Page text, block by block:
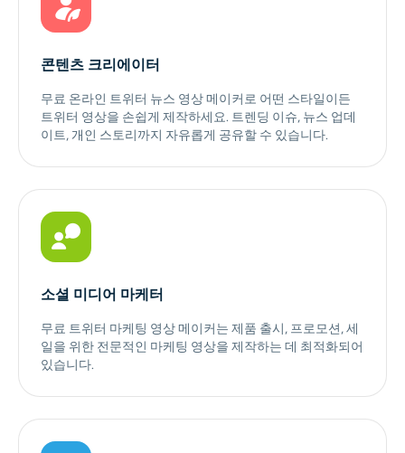
콘텐츠 크리에이터
무료 온라인 트위터 뉴스 영상 메이커로 어떤 스타일이든
트위터 영상을 손쉽게 제작하세요. 트렌딩 이슈, 뉴스 업데
이트, 개인 스토리까지 자유롭게 공유할 수 있습니다.
소셜 미디어 마케터
무료 트위터 마케팅 영상 메이커는 제품 출시, 프로모션, 세
일을 위한 전문적인 마케팅 영상을 제작하는 데 최적화되어
있습니다.